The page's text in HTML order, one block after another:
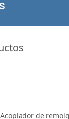
Acoplador de